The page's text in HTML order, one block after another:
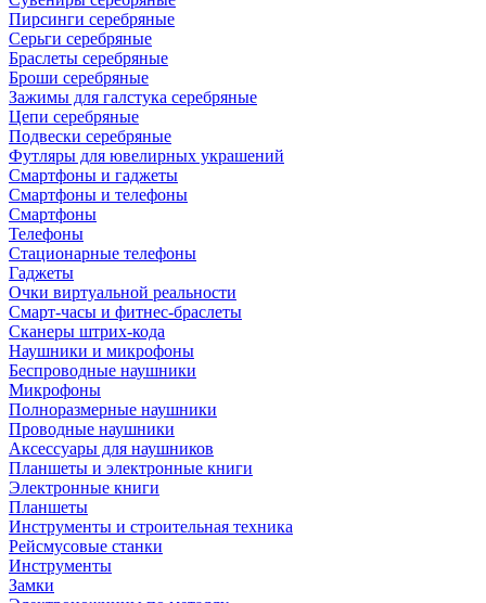
Пирсинги серебряные
Серьги серебряные
Браслеты серебряные
Броши серебряные
Зажимы для галстука серебряные
Цепи серебряные
Подвески серебряные
Футляры для ювелирных украшений
Смартфоны и гаджеты
Смартфоны и телефоны
Смартфоны
Телефоны
Стационарные телефоны
Гаджеты
Очки виртуальной реальности
Смарт-часы и фитнес-браслеты
Сканеры штрих-кода
Наушники и микрофоны
Беспроводные наушники
Микрофоны
Полноразмерные наушники
Проводные наушники
Аксессуары для наушников
Планшеты и электронные книги
Электронные книги
Планшеты
Инструменты и строительная техника
Рейсмусовые станки
Инструменты
Замки